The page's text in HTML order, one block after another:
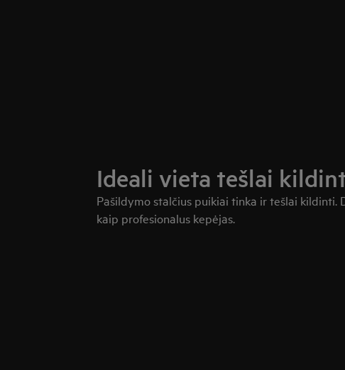
Ideali vieta tešlai
Pašildymo stalčius puikiai tinka ir tešlai kildinti.
kaip profesionalus kepėjas.